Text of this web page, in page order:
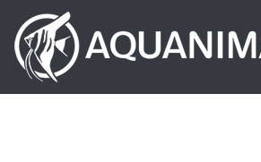
Pular para o conteúdo principal